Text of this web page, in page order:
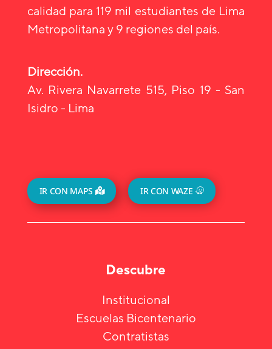
calidad para 119 mil estudiantes de Lima
Metropolitana y 9 regiones del país.
Dirección.
Av. Rivera Navarrete 515, Piso 19 - San
Isidro - Lima
IR CON MAPS IR CON WAZE
Descubre
Institucional
Escuelas Bicentenario
Contratistas